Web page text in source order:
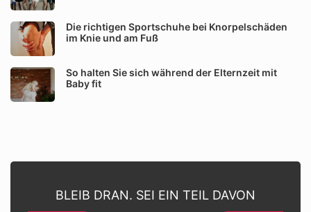
Die richtigen Sportschuhe bei Knorpelschäden
im Knie und am Fuß
So halten Sie sich während der Elternzeit mit
Baby fit
BLEIB DRAN. SEI EIN TEIL DAVON